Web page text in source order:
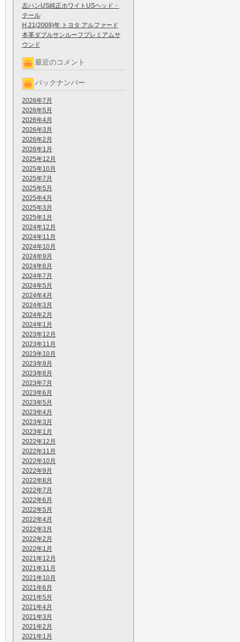
左ハンUS純正ホワイトUSヘッド・
テール
H.21(2009)年 トヨタ アルファード
本革ダブルサンルーフプレミアムサ
ウンド
最近のコメント
バックナンバー
2026年7月
2026年5月
2026年4月
2026年3月
2026年2月
2026年1月
2025年12月
2025年10月
2025年7月
2025年5月
2025年4月
2025年3月
2025年1月
2024年12月
2024年11月
2024年10月
2024年9月
2024年8月
2024年7月
2024年5月
2024年4月
2024年3月
2024年2月
2024年1月
2023年12月
2023年11月
2023年10月
2023年9月
2023年8月
2023年7月
2023年6月
2023年5月
2023年4月
2023年3月
2023年1月
2022年12月
2022年11月
2022年10月
2022年9月
2022年8月
2022年7月
2022年6月
2022年5月
2022年4月
2022年3月
2022年2月
2022年1月
2021年12月
2021年11月
2021年10月
2021年6月
2021年5月
2021年4月
2021年3月
2021年2月
2021年1月